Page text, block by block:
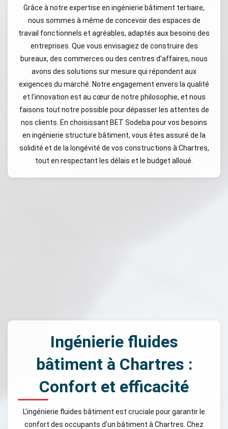
Grâce à notre expertise en ingénierie bâtiment tertiaire,
nous sommes à même de concevoir des espaces de
travail fonctionnels et agréables, adaptés aux besoins des
entreprises. Que vous envisagiez de construire des
bureaux, des commerces ou des centres d'affaires, nous
avons des solutions sur mesure qui répondent aux
exigences du marché. Notre engagement envers la qualité
et l'innovation est au cœur de notre philosophie, et nous
faisons tout notre possible pour dépasser les attentes de
nos clients. En choisissant BET Sodeba pour vos besoins
en ingénierie structure bâtiment, vous êtes assuré de la
solidité et de la longévité de vos constructions à Chartres,
tout en respectant les délais et le budget alloué.
Ingénierie fluides
bâtiment à Chartres :
Confort et efficacité
L'ingénierie fluides bâtiment est cruciale pour garantir le
confort des occupants d'un bâtiment à Chartres. Chez